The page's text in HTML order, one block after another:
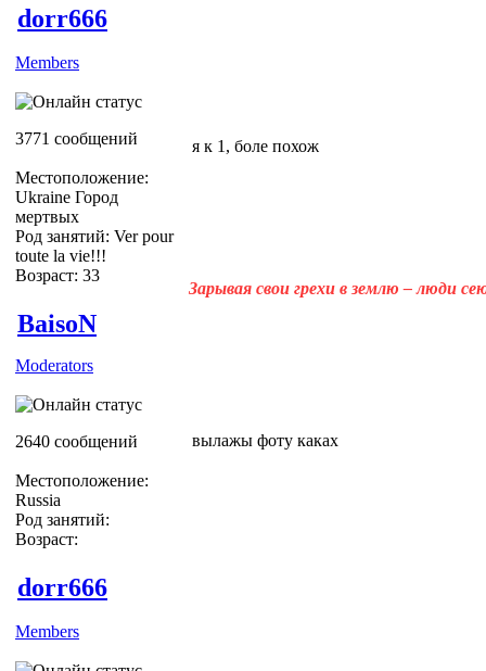
dorr666
Members
3771 сообщений
Местоположение:
Ukraine Город
мертвых
Род занятий: Ver pour
toute la vie!!!
Возраст: 33
я к 1, боле похож
Зарывая свои грехи в землю – люди
BaisoN
Moderators
2640 сообщений
Местоположение:
Russia
Род занятий:
Возраст:
вылажы фоту каках
dorr666
Members